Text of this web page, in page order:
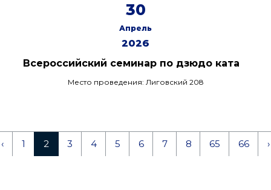
30
Апрель
2026
Всероссийский семинар по дзюдо ката
Место проведения: Лиговский 208
‹ 1 2 3 4 5 6 7 8 65 66 ›